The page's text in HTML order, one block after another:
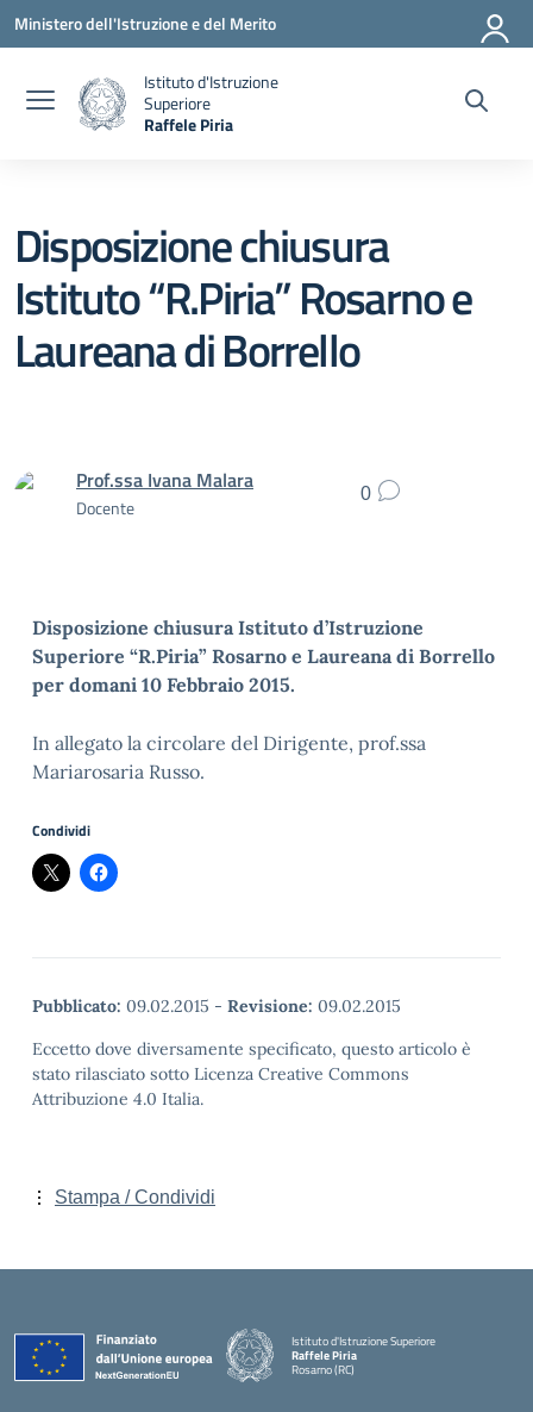
Ministero dell'Istruzione e del Merito
Istituto d'Istruzione
Superiore
Raffele Piria
Disposizione chiusura
Istituto “R.Piria” Rosarno e
Laureana di Borrello
Prof.ssa Ivana Malara
Docente
0
Disposizione chiusura Istituto d’Istruzione
Superiore “R.Piria” Rosarno e Laureana di Borrello
per domani 10 Febbraio 2015.
In allegato la circolare del Dirigente, prof.ssa
Mariarosaria Russo.
Condividi
Pubblicato: 09.02.2015 - Revisione: 09.02.2015
Eccetto dove diversamente specificato, questo articolo è
stato rilasciato sotto Licenza Creative Commons
Attribuzione 4.0 Italia.
Stampa / Condividi
Istituto d'Istruzione Superiore
Raffele Piria
Rosarno (RC)